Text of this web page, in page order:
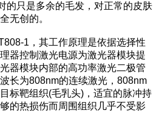
的只是多余的毛发，对正常的皮肤
无创的。
1，其工作原理是依据选择性
器控制激光电源为激光器模块提
器模块内部的高功率激光二极管
长为808nm的连续激光，808nm
标靶组织(毛乳头)，适宜的脉冲持
的热损伤而周围组织几乎不受影